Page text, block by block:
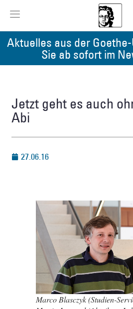
Aktuelles aus der
Sie ab sofort im
Jetzt geht es auch
Abi
27.06.16
Marco Blasczyk (Studien-